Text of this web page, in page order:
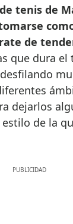
de
que dura el
dejarlos
de la